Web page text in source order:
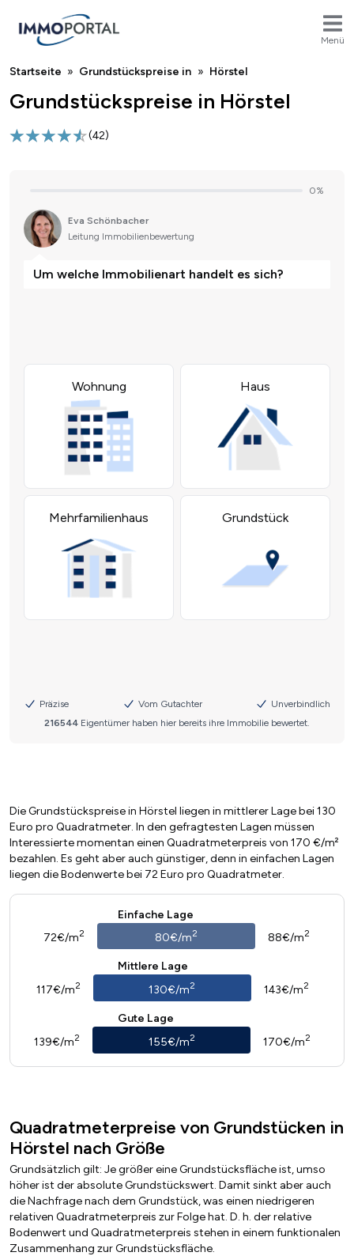
Menü
Breadcrumb
Startseite Grundstückspreise in Hörstel
Grundstückspreise in Hörstel
(42)
Die Grundstückspreise in Hörstel liegen in mittlerer Lage bei 130
Euro pro Quadratmeter. In den gefragtesten Lagen müssen
Interessierte momentan einen Quadratmeterpreis von 170 €/m²
bezahlen. Es geht aber auch günstiger, denn in einfachen Lagen
liegen die Bodenwerte bei 72 Euro pro Quadratmeter.
Einfache Lage
72€/m2 80€/m2 88€/m2
Mittlere Lage
117€/m2 130€/m2 143€/m2
Gute Lage
139€/m2 155€/m2 170€/m2
Quadratmeterpreise von Grundstücken in
Hörstel nach Größe
Grundsätzlich gilt: Je größer eine Grundstücksfläche ist, umso
höher ist der absolute Grundstückswert. Damit sinkt aber auch
die Nachfrage nach dem Grundstück, was einen niedrigeren
relativen Quadratmeterpreis zur Folge hat. D. h. der relative
Bodenwert und Quadratmeterpreis stehen in einem funktionalen
Zusammenhang zur Grundstücksfläche.